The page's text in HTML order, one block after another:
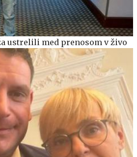
ustrelili med prenosom v živo